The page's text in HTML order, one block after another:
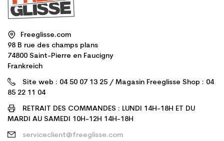
Freeglisse.com
98 B rue des champs plans
74800 Saint-Pierre en Faucigny
Frankreich
Site web : 04 50 07 13 25 / Magasin Freeglisse Shop : 04
85 22 11 04
RETRAIT DES COMMANDES : LUNDI 14H-18H ET DU
MARDI AU SAMEDI 10H-12H 14H-18H
serviceclient@freeglisse.com